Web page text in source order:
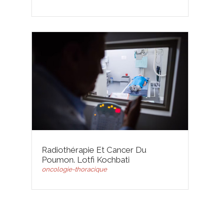
Radiothérapie Et Cancer Du
Poumon. Lotfi Kochbati
oncologie-thoracique